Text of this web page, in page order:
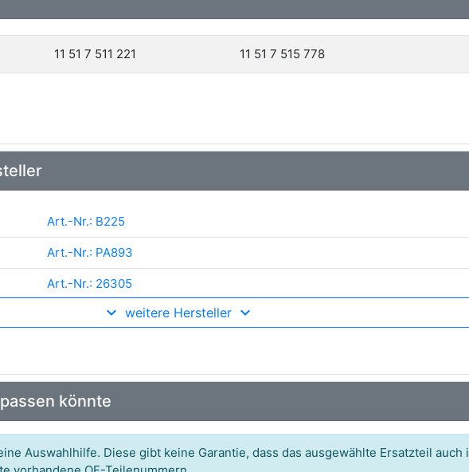
11 51 7 511 221 11 51 7 515 778
Art.-Nr.: B225
Art.-Nr.: PA893
Art.-Nr.: 26305
Art.-Nr.: 538017810
Art.-Nr.: 980812
Art.-Nr.: 506919
Art.-Nr.: AQ-1849
weitere Hersteller
könnte
Auswahlhilfe. Diese gibt keine Garantie, dass das ausgewählte Ersatzteil auch